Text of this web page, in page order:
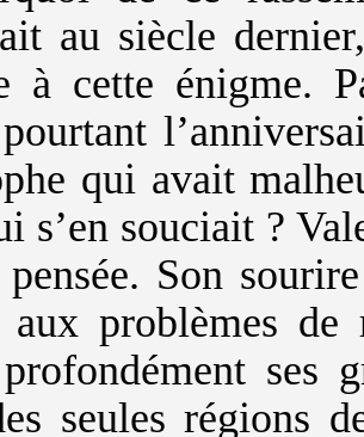
au siècle
à cette énigme.
qui avait
s’en souciait ?
Son
aux problèmes
ses
seules régions